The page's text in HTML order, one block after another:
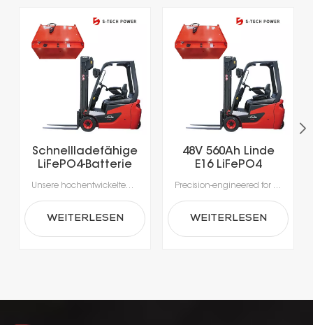
Schnellladefähige
LiFePO4-Batterie
Ladezyklen für
Elektrogabelstapler
Unsere hochentwickelten Lithium-Ionen-Batterien wurden speziell für die Anforderungen moderner Materialhandhabung entwickelt.Erleben Sie beispiellose Produktivität dank Schnellladung in nur 1-2 Stunden, die das Laden während der Pausen ermöglicht und lange Ausfallzeiten durch Gerätewechsel vermeidet.Mit integrierten Batteriemanagementsystemen (BMS) für optimale Sicherheit, Leistung und Langlebigkeit erhalten Sie eine zuverlässige Stromversorgung, die intelligenter und sicherer ist.
WEITERLESEN
48V 560Ah Linde
E16 LiFePO4
Battery
Precision-engineered for the rigorous demands of modern material handling, our advanced lithium-ion batteries deliver unmatched efficiency. Intelligent power management enables rapid, opportunity charging in as little as 1–2 hours, ensuring your fleet stays productive around the clock. Integrated Battery Management Systems (BMS) provide real-time monitoring for enhanced safety, optimal performance, and extended battery life—making power delivery smarter, safer, and more reliable.
WEITERLESEN